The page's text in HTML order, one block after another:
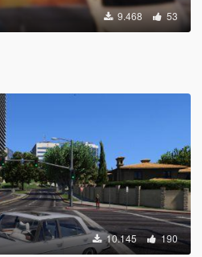
9.468 53
10.145 190